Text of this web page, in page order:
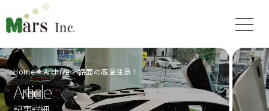
Home Archive 路面の高温注意！
Article